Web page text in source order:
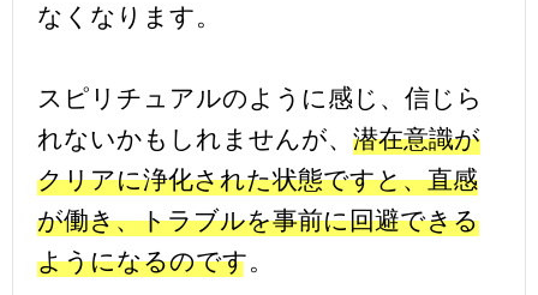
なくなります。
スピリチュアルのように感じ、信じら
れないかもしれませんが、 潜在意識が
クリアに浄化された状態ですと、直感
が働き、トラブルを事前に回避できる
ようになるのです。